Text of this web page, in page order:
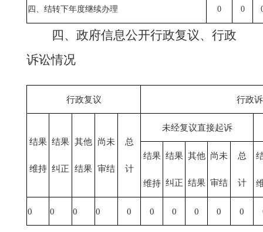
四、结转下年度继续办理 0 0
四、政府信息公开行政复议、行政
诉讼情况
行政复议 行政
结果
维持
结果
纠正
其他
结果
尚未
审结
总
计
未经复议直接起诉
结果
维持
结果
纠正
其他
结果
尚未
审结
总
计
0 0 0 0 0 0 0 0 0 0